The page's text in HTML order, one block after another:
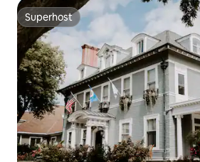
Superhost
Superhost